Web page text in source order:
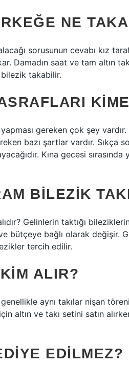
NE
sorusunun cevabı kız
Damadın saat ve tam altın
takabilir.
gereken çok şey
bazı şartlar vardır. Sıkça
Kına gecesi
BILEZIK
Gelinlerin taktığı
bütçeye bağlı olarak değişir.
tercih edilir.
ALIR?
aynı takılar nişan
altın ve takı setini satın
EDILMEZ?